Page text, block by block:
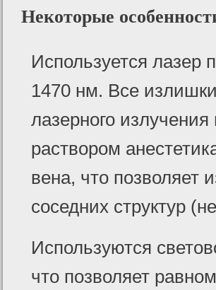
Некоторые
Используется лазер
1470 нм. Все
лазерного
раствором
вена, что позволяет
соседних структур
Используются
что позволяет